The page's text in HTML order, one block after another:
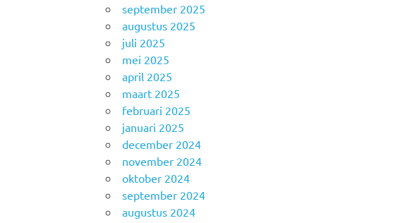
september 2025
augustus 2025
juli 2025
mei 2025
april 2025
maart 2025
februari 2025
januari 2025
december 2024
november 2024
oktober 2024
september 2024
augustus 2024